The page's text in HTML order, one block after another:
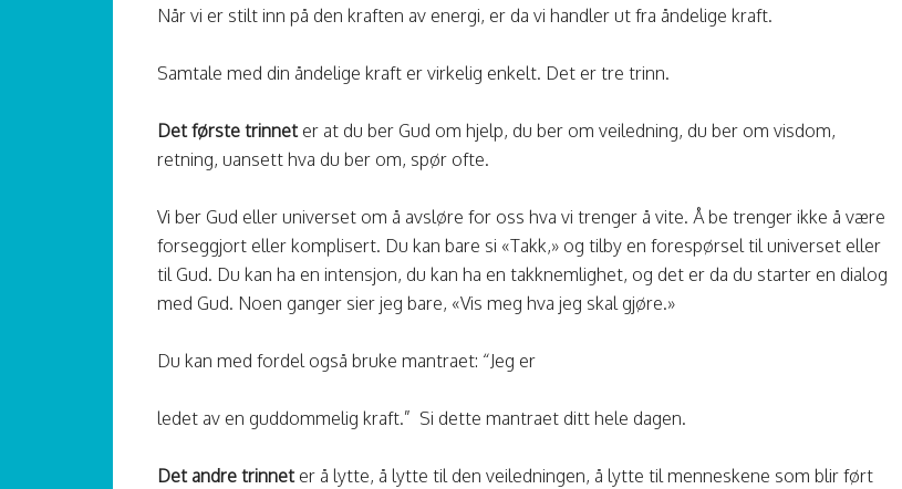
Når vi er stilt inn på den kraften av energi, er da vi handler ut fra åndelige kraft.
Samtale med din åndelige kraft er virkelig enkelt. Det er tre trinn.
Det første trinneter at du ber Gud om hjelp, du ber om veiledning, du ber om visdom,
retning, uansett hva du ber om, spør ofte.
Vi ber Gud eller universet om å avsløre for oss hva vi trenger å vite. Å be trenger ikke å være
forseggjort eller komplisert. Du kan bare si «Takk,» og tilby en forespørsel til universet eller
til Gud. Du kan ha en intensjon, du kan ha en takknemlighet, og det er da du starter en dialog
med Gud. Noen ganger sier jeg bare, «Vis meg hva jeg skal gjøre.»
Du kan med fordel også bruke mantraet: “Jeg er
ledet av en guddommelig kraft.” Si dette mantraet ditt hele dagen.
Det andre trinneter å lytte, å lytte til den veiledningen, å lytte til menneskene som blir ført